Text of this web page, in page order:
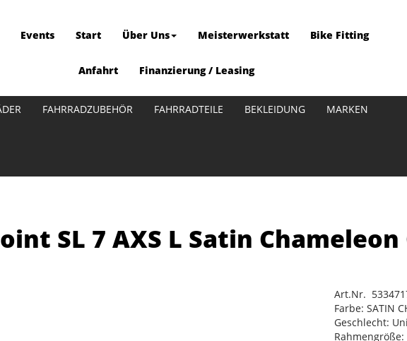
Events Start Über Uns Meisterwerkstatt Bike Fitting
Anfahrt Finanzierung / Leasing
FAHRRADZUBEHÖR FAHRRADTEILE BEKLEIDUNG MARKEN
SL 7 AXS L Satin
Art.Nr.
Farbe: SATIN
Geschlecht: Uni
Rahmengröße: